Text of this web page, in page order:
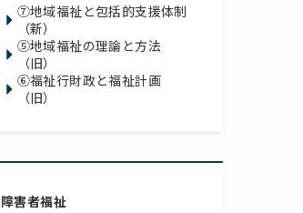
⑦地域福祉と包括的支援体制
（新）
⑤地域福祉の理論と方法
（旧）
⑥福祉行財政と福祉計画
（旧）
障害者福祉